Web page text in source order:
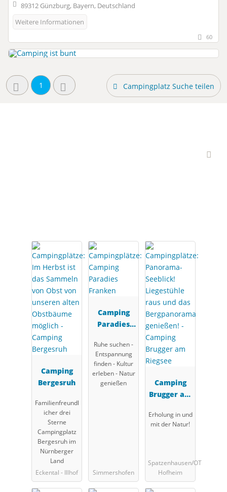
89312 Günzburg, Bayern, Deutschland
Weitere Informationen
60
1 Campingplatz Suche teilen
Camping
Bergesruh
Familienfreundl
icher drei
Sterne
Campingplatz
Bergesruh im
Nürnberger
Land
Eckental - Illhof
Camping
Paradies
Ruhe suchen -
Entspannung
finden - Kultur
erleben - Natur
genießen
Simmershofen
Camping
Brugger am
Erholung in und
mit der Natur!
Spatzenhausen/OT
Hofheim